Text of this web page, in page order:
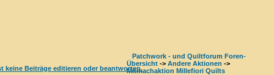
Patchwork - und Quiltforum Foren-
Übersicht -> Andere Aktionen ->
Mitmachaktion Millefiori Quilts